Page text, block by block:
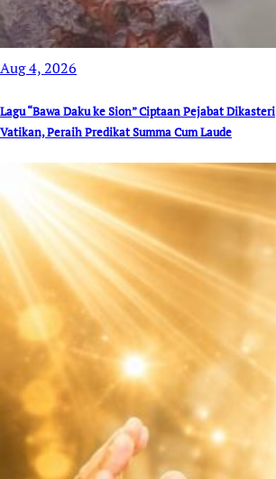
Aug 4, 2026
Lagu “Bawa Daku ke Sion” Ciptaan Pejabat Dikasteri
Vatikan, Peraih Predikat Summa Cum Laude